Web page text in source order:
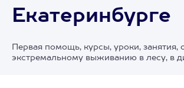
Екатеринбурге
Первая помощь, курсы, уроки,
экстремальному выживанию в лесу, в